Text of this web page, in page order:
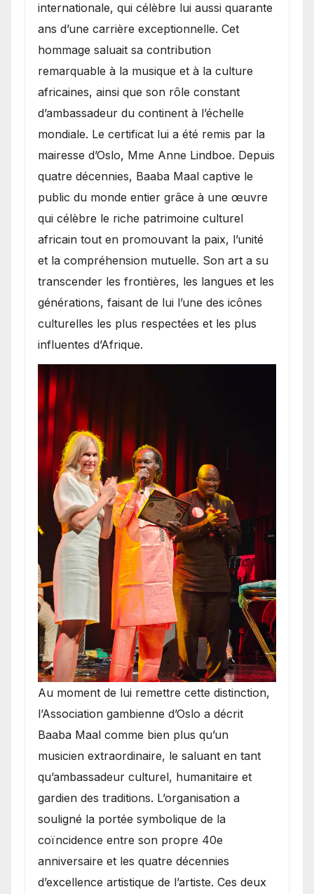
internationale, qui célèbre lui aussi quarante
ans d’une carrière exceptionnelle. Cet
hommage saluait sa contribution
remarquable à la musique et à la culture
africaines, ainsi que son rôle constant
d’ambassadeur du continent à l’échelle
mondiale. Le certificat lui a été remis par la
mairesse d’Oslo, Mme Anne Lindboe. Depuis
quatre décennies, Baaba Maal captive le
public du monde entier grâce à une œuvre
qui célèbre le riche patrimoine culturel
africain tout en promouvant la paix, l’unité
et la compréhension mutuelle. Son art a su
transcender les frontières, les langues et les
générations, faisant de lui l’une des icônes
culturelles les plus respectées et les plus
influentes d’Afrique.
​Au moment de lui remettre cette distinction,
l’Association gambienne d’Oslo a décrit
Baaba Maal comme bien plus qu’un
musicien extraordinaire, le saluant en tant
qu’ambassadeur culturel, humanitaire et
gardien des traditions. L’organisation a
souligné la portée symbolique de la
coïncidence entre son propre 40e
anniversaire et les quatre décennies
d’excellence artistique de l’artiste. Ces deux